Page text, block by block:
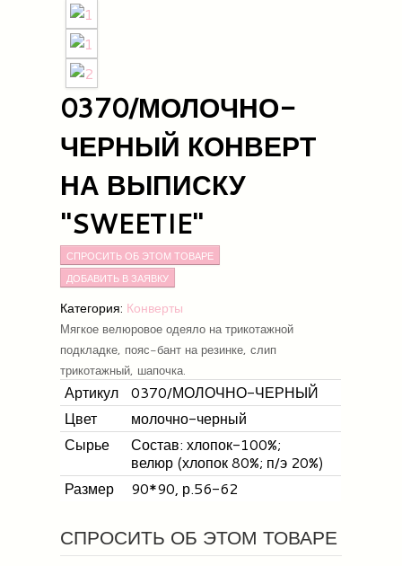
0370/МОЛОЧНО-
ЧЕРНЫЙ КОНВЕРТ
НА ВЫПИСКУ
"SWEETIE"
СПРОСИТЬ ОБ ЭТОМ ТОВАРЕ
Категория: Конверты
Мягкое велюровое одеяло на трикотажной
подкладке, пояс-бант на резинке, слип
трикотажный, шапочка.
Артикул
0370/МОЛОЧНО-ЧЕРНЫЙ
Цвет
молочно-черный
Сырье
Состав: хлопок-100%;
велюр (хлопок 80%; п/э 20%)
Размер
90*90, р.56-62
СПРОСИТЬ ОБ ЭТОМ ТОВАРЕ